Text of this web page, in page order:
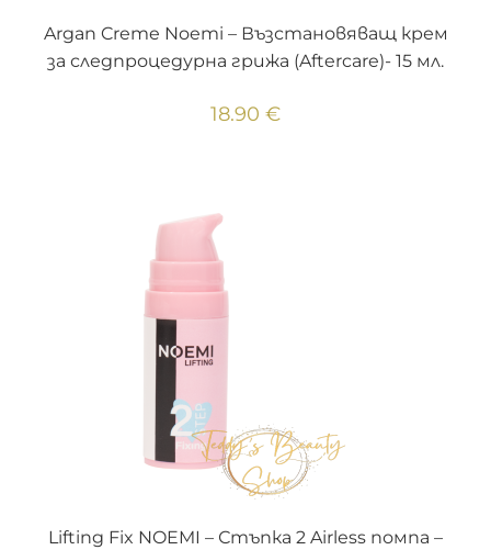
Argan Creme Noemi – Възстановяващ крем
за следпроцедурна грижа (Aftercare)- 15 мл.
18.90 €
Lifting Fix NOEMI – Стъпка 2 Airless помпа –